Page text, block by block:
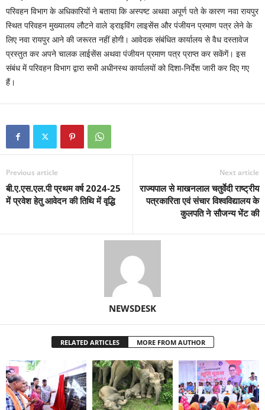
परिवहन विभाग के अधिकारियों ने बताया कि अस्पष्ट अथवा अपूर्ण पते के कारण नवा रायपुर
स्थित परिवहन मुख्यालय लौटने वाले ड्राइविंग लाइसेंस और पंजीयन प्रमाण पत्र लेने के
लिए नवा रायपुर आने की जरूरत नहीं होगी। आवेदक संबंधित कार्यालय से वैध दस्तावेज
प्रस्तुत कर अपने चालक लाईसेंस अथवा पंजीयन प्रमाण पत्र प्राप्त कर सकेंगें। इस
संबंध में परिवहन विभाग द्वारा सभी अधीनस्थ कार्यालयों को दिशा-निर्देश जारी कर दिए गए
हैं।
Previous article
बी.ए.एस.एल.पी प्रथम वर्ष 2024-25
में प्रवेश हेतु आवेदन की तिथि में वृद्धि
Next article
राज्यपाल से माखनलाल चतुर्वेदी राष्ट्रीय
पत्रकारिता एवं संचार विश्वविद्यालय के
कुलपति ने सौजन्य भेंट की
NEWSDESK
RELATED ARTICLES MORE FROM AUTHOR